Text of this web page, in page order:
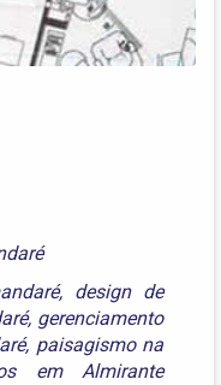
, design de
, gerenciamento
, paisagismo na
em Almirante